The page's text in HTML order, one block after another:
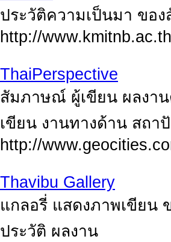
ประวัติความเป็นมา ขอ
http://
ThaiPerspective
สัมภาษณ์ ผู้เขียน ผลงา
เขียน งานทางด้าน สถา
http://
Thavibu Gallery
แกลอรี่ แสดงภาพเขียน
ประวัติ ผลงาน